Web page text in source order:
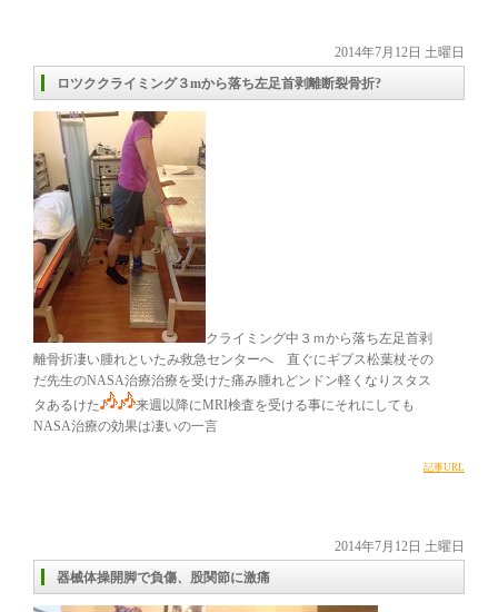
2014年7月12日 土曜日
ロツククライミング３mから落ち左足首剥離断裂骨折?
クライミング中３ｍから落ち左足首剥
離骨折凄い腫れといたみ救急センターへ 直ぐにギブス松葉杖その
だ先生のNASA治療治療を受けた痛み腫れどンドン軽くなりスタス
タあるけた
来週以降にMRI検査を受ける事にそれにしても
NASA治療の効果は凄いの一言
記事URL
2014年7月12日 土曜日
器械体操開脚で負傷、股関節に激痛